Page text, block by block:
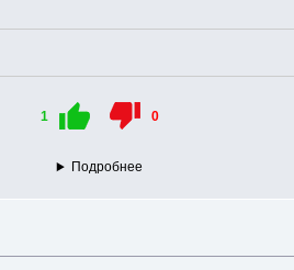
1 0
Подробнее